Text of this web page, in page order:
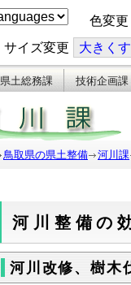
色変更
サイズ変更 大きく
県土総務課 技術企画課
鳥取県の県土整備 河川課
河川整備の
河川改修、樹木